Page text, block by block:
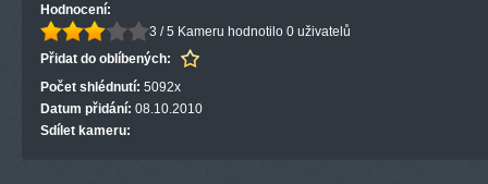
Hodnocení:
3 / 5 Kameru hodnotilo 0 uživatelů
Přidat do oblíbených:
Počet shlédnutí: 5092x
Datum přidání: 08.10.2010
Sdílet kameru: